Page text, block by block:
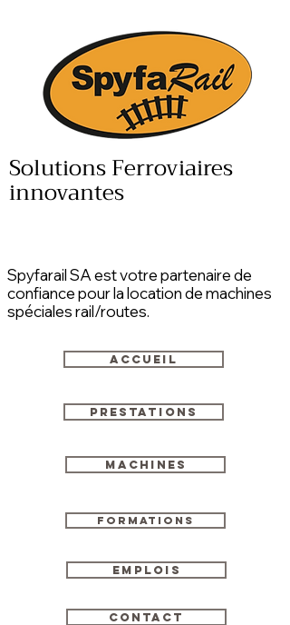
Solutions Ferroviaires
innovantes
Spyfarail SA est votre partenaire de
confiance pour la location de machines
spéciales rail/routes.
Accueil
Prestations
Machines
Formations
Emplois
Contact